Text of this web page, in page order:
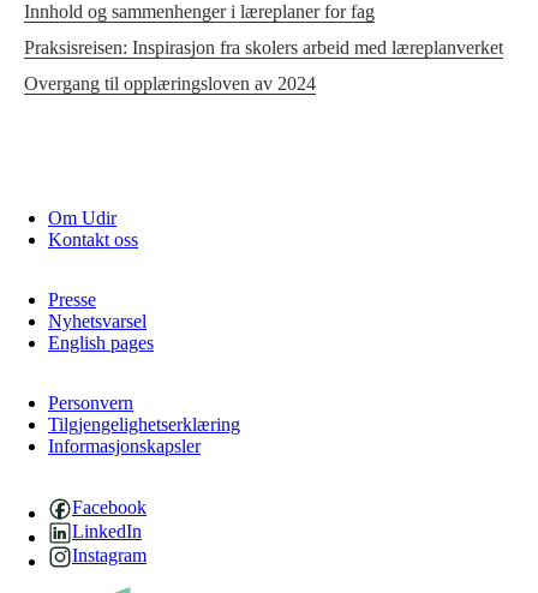
Innhold og sammenhenger i læreplaner for fag
Praksisreisen: Inspirasjon fra skolers arbeid med læreplanverket
Overgang til opplæringsloven av 2024
Om Udir
Kontakt oss
Presse
Nyhetsvarsel
English pages
Personvern
Tilgjengelighetserklæring
Informasjonskapsler
Facebook
LinkedIn
Instagram